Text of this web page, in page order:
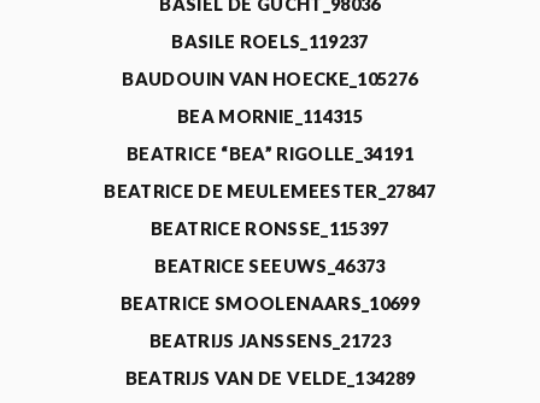
BASIEL DE GUCHT_98036
BASILE ROELS_119237
BAUDOUIN VAN HOECKE_105276
BEA MORNIE_114315
BEATRICE “BEA” RIGOLLE_34191
BEATRICE DE MEULEMEESTER_27847
BEATRICE RONSSE_115397
BEATRICE SEEUWS_46373
BEATRICE SMOOLENAARS_10699
BEATRIJS JANSSENS_21723
BEATRIJS VAN DE VELDE_134289